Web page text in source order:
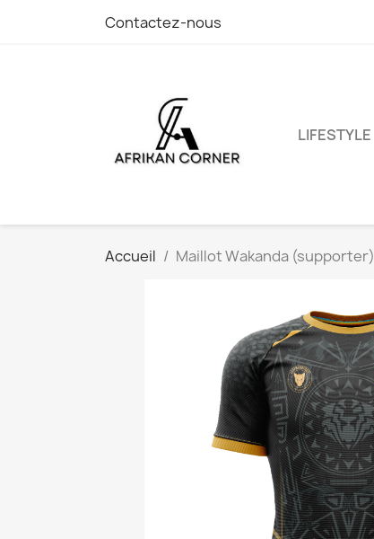
Contactez-nous
LIFESTYLE
Accueil Maillot Wakanda (supporter)